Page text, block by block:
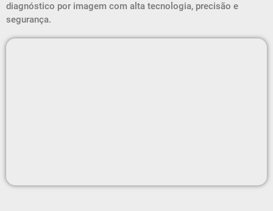
diagnóstico por imagem com alta tecnologia, precisão e
segurança.